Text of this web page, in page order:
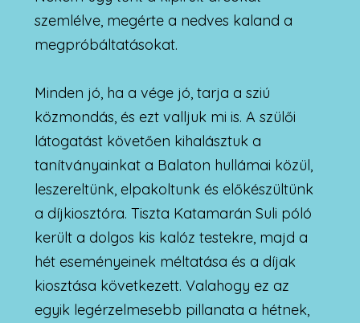
szemlélve, megérte a nedves kaland a
megpróbáltatásokat.
Minden jó, ha a vége jó, tarja a sziú
közmondás, és ezt valljuk mi is. A szülői
látogatást követően kihalásztuk a
tanítványainkat a Balaton hullámai közül,
leszereltünk, elpakoltunk és előkészültünk
a díjkiosztóra. Tiszta Katamarán Suli póló
került a dolgos kis kalóz testekre, majd a
hét eseményeinek méltatása és a díjak
kiosztása következett. Valahogy ez az
egyik legérzelmesebb pillanata a hétnek,